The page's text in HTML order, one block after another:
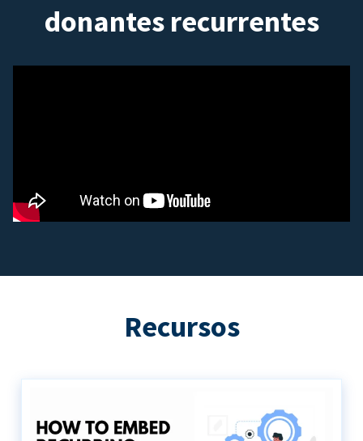
donantes recurrentes
Recursos